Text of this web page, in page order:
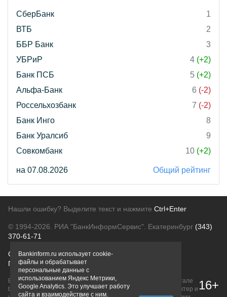
СберБанк
1
ВТБ
2
ББР Банк
3
УБРиР
4 (+2)
Банк ПСБ
5 (+2)
Альфа-Банк
6 (-2)
Россельхозбанк
7 (-2)
Банк Инго
8
Банк Уралсиб
9
Совкомбанк
10 (+2)
на 07.08.2026 Общий рейтинг
Нашли ошибку? Выделите текст и нажмите Ctrl+Enter
© 1994-2026. РИА "БанкИнформСервис". Екатеринбург (343)
370-61-71
О проектеПолитика конфиденциальности
Правовая информацияДля рекламодателей
Вся информация о продуктах банков, размещенная на портале
bankinform.ru, носит исключительно ознакомительный характер и 16+
Bankinform.ru использует cookie-
файлы и обрабатывает
персональные данные с
использованием Яндекс Метрики,
Google Analytics. Это улучшает работу
сайта и взаимодействие с ним.